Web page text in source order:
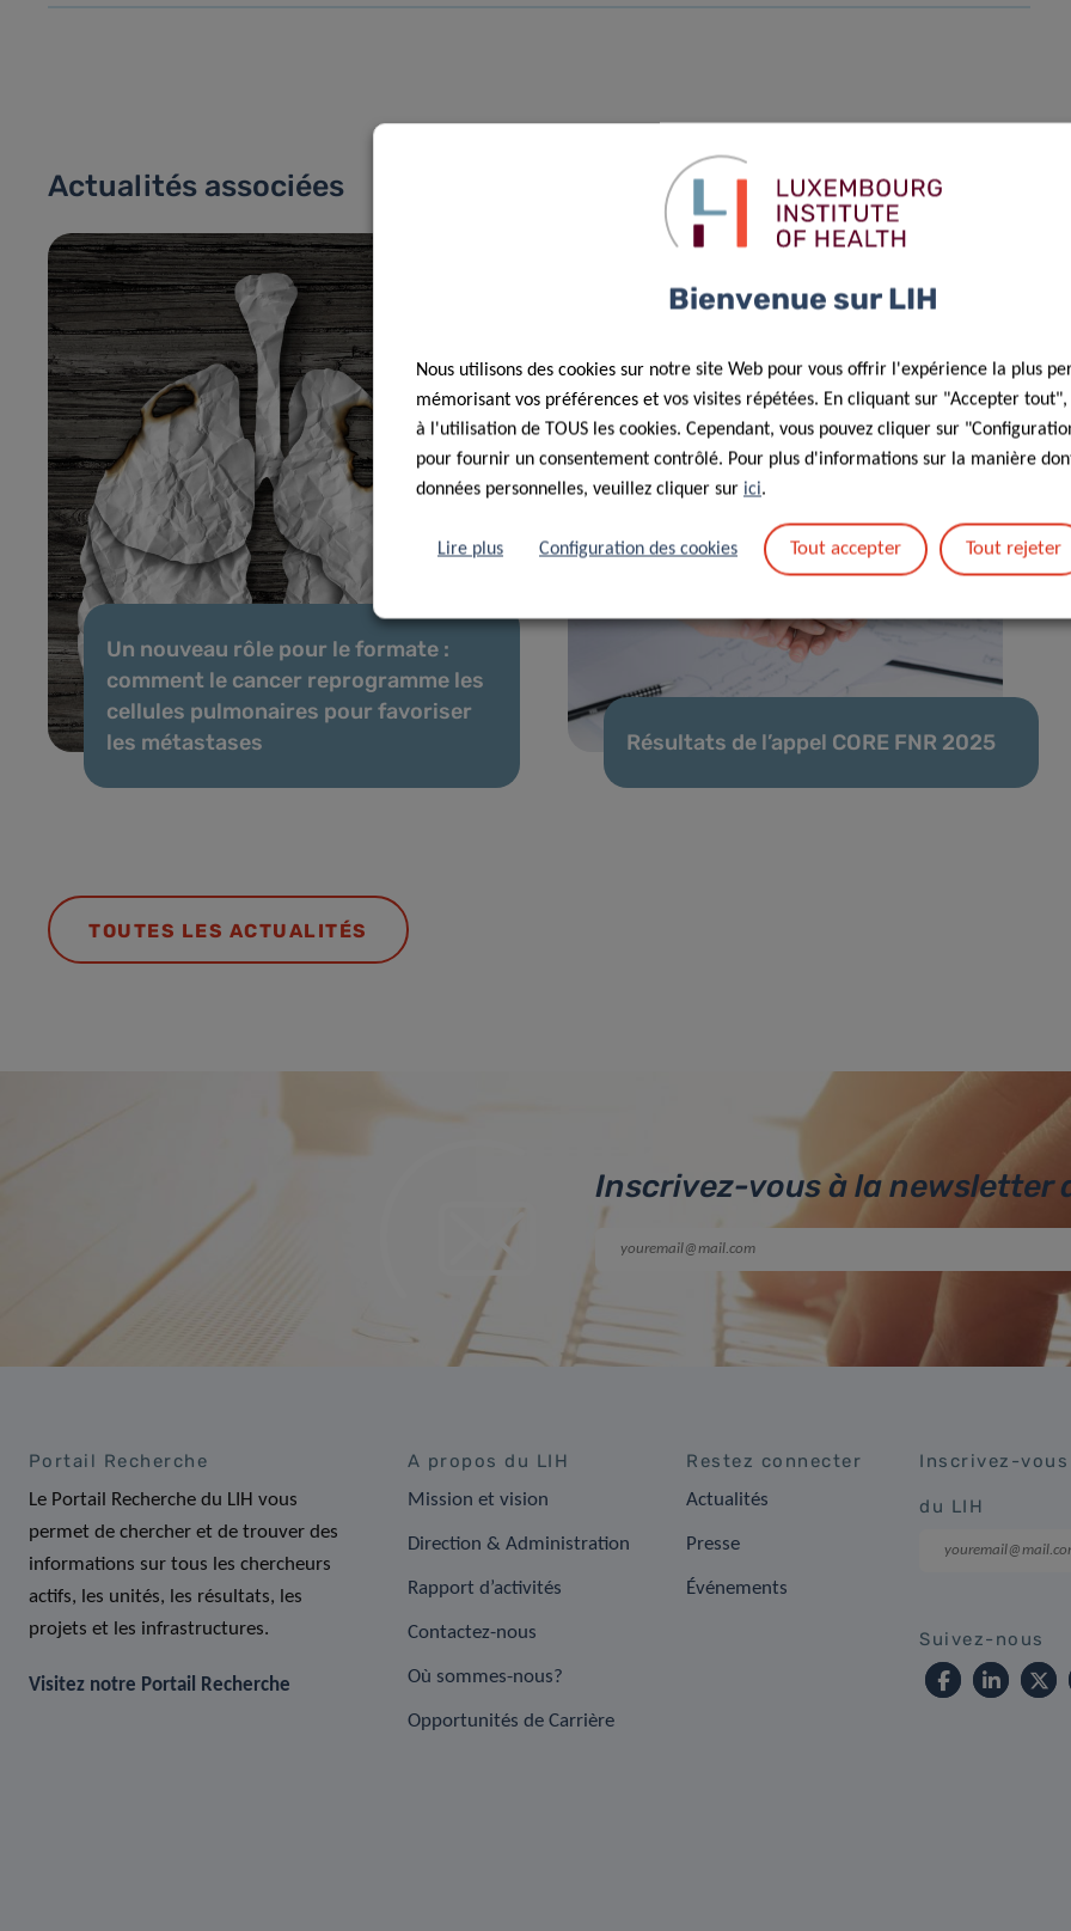
Actualités associées
Un nouveau rôle pour le formate :
comment le cancer reprogramme les
cellules pulmonaires pour favoriser
les métastases
Résultats de l’appel CORE FNR 2025
TOUTES LES ACTUALITÉS
Inscrivez-vous à la newsletter
Portail Recherche
Le Portail Recherche du LIH vous
permet de chercher et de trouver des
informations sur tous les chercheurs
actifs, les unités, les résultats, les
projets et les infrastructures.
Visitez notre Portail Recherche
A propos du LIH
Mission et vision
Direction & Administration
Rapport d’activités
Contactez-nous
Où sommes-nous?
Opportunités de Carrière
Restez connecter
Actualités
Presse
Événements
Inscrivez-
du LIH
Suivez-nous
Bienvenue sur LIH
Nous utilisons des cookies sur notre site Web pour vous offrir l'expérience la plus
mémorisant vos préférences et vos visites répétées. En cliquant sur "Accepter tout",
à l'utilisation de TOUS les cookies. Cependant, vous pouvez cliquer sur
pour fournir un consentement contrôlé. Pour plus d'informations sur la manière
données personnelles, veuillez cliquer sur ici.
Lire plus Configuration des cookies Tout accepter Tout rejeter